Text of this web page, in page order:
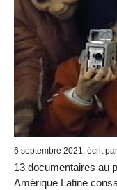
6 septembre 2021, écrit
13 documentaires au
Amérique Latine